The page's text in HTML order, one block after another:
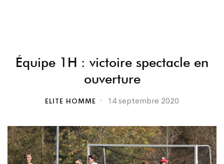
Équipe
victoire
spectacle
Équipe 1H : victoire spectacle en
ouverture
ELITE HOMME 14 septembre 2020